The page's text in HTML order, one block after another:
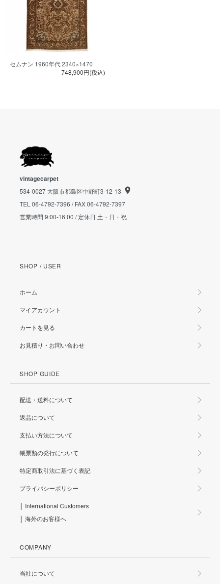
セムナン 1960年代 2340×1470
748,900円(税込)
vintagecarpet
534-0027 大阪市都島区中野町3-12-13
TEL 06-4792-7396 / FAX 06-4792-7397
営業時間 9:00-16:00 / 定休日 土・日・祝
SHOP / USER
ホーム
マイアカウント
カートを見る
お見積り・お問い合わせ
SHOP GUIDE
配送・送料について
返品について
支払い方法について
帳票類の発行について
特定商取引法に基づく表記
プライバシーポリシー
│ International Customers
│ 海外のお客様へ
COMPANY
当社について